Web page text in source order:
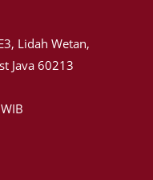
Lidah Wetan,
Java 60213